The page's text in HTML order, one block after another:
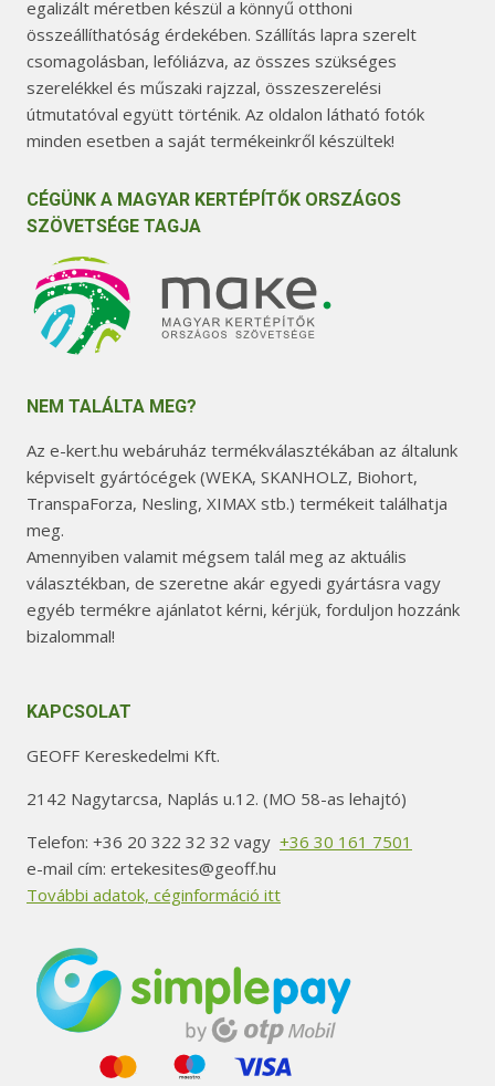
egalizált méretben készül a könnyű otthoni
összeállíthatóság érdekében. Szállítás lapra szerelt
csomagolásban, lefóliázva, az összes szükséges
szerelékkel és műszaki rajzzal, összeszerelési
útmutatóval együtt történik. Az oldalon látható fotók
minden esetben a saját termékeinkről készültek!
CÉGÜNK A MAGYAR KERTÉPÍTŐK ORSZÁGOS
SZÖVETSÉGE TAGJA
NEM TALÁLTA MEG?
Az e-kert.hu webáruház termékválasztékában az általunk
képviselt gyártócégek (WEKA, SKANHOLZ, Biohort,
TranspaForza, Nesling, XIMAX stb.) termékeit találhatja
meg.
Amennyiben valamit mégsem talál meg az aktuális
választékban, de szeretne akár egyedi gyártásra vagy
egyéb termékre ajánlatot kérni, kérjük, forduljon hozzánk
bizalommal!
KAPCSOLAT
GEOFF Kereskedelmi Kft.
2142 Nagytarcsa, Naplás u.12. (MO 58-as lehajtó)
Telefon: +36 20 322 32 32 vagy +36 30 161 7501
e-mail cím: ertekesites@geoff.hu
További adatok, céginformáció itt